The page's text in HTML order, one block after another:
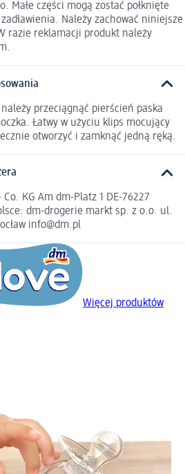
Małe części mogą zostać połknięte
Należy zachować niniejsze
razie reklamacji produkt należy
przeciągnąć pierścień paska
Łatwy w użyciu klips mocujący
otworzyć i zamknąć jedną ręką.
KG Am dm-Platz 1 DE-76227
dm-drogerie markt sp. z o.o. ul.
info@dm.pl
Więcej produktów